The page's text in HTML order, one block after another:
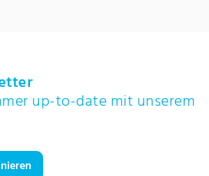
up-to-date mit unserem